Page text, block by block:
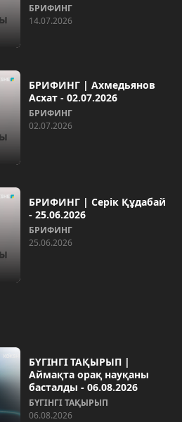
БРИФИНГ
14.07.2026
БРИФИНГ | Ахмедьянов
Асхат - 02.07.2026
БРИФИНГ
02.07.2026
БРИФИНГ | Серік Құдабай
- 25.06.2026
БРИФИНГ
25.06.2026
БҮГІНГІ ТАҚЫРЫП |
Аймақта орақ науқаны
басталды - 06.08.2026
БҮГІНГІ ТАҚЫРЫП
06.08.2026